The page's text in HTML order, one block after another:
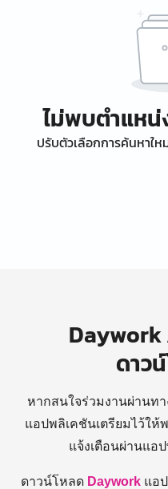
ไม่พบตำแห
ปรับตัวเลือกการค้นหาใ
ดาว
หากสนใจร่วมงานผ่านทา
แอปพลิเคชันเตรียมไว้ให้
แจ้งเตือนผ่านแอ
ดาวน์โหลด Daywork แอ